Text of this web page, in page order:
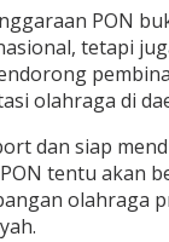
PON
tetapi
olahraga di
dan siap
tentu akan
olahraga